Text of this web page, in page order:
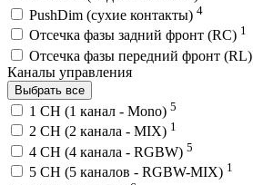
PushDim (сухие контакты) 4
Отсечка фазы задний фронт (RC) 1
Отсечка фазы передний фронт (RL)
Каналы управления
Выбрать все
1 CH (1 канал - Mono) 5
2 CH (2 канала - MIX) 1
4 CH (4 канала - RGBW) 5
5 CH (5 каналов - RGBW-MIX) 1